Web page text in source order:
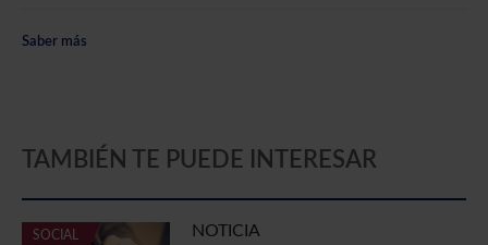
Saber más
TAMBIÉN TE PUEDE INTERESAR
SOCIAL
NOTICIA